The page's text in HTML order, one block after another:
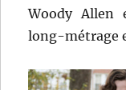
Woody Allen
long-métrage